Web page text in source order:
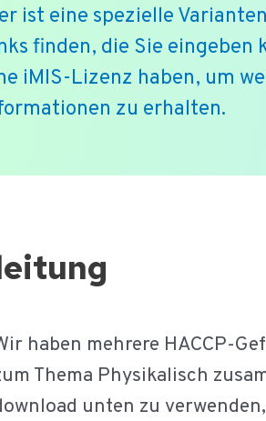
ist eine spezielle
finden, die Sie eingeben
iMIS-Lizenz haben, um
zu erhalten.
haben mehrere HACCP-
Thema Physikalisch
unten zu